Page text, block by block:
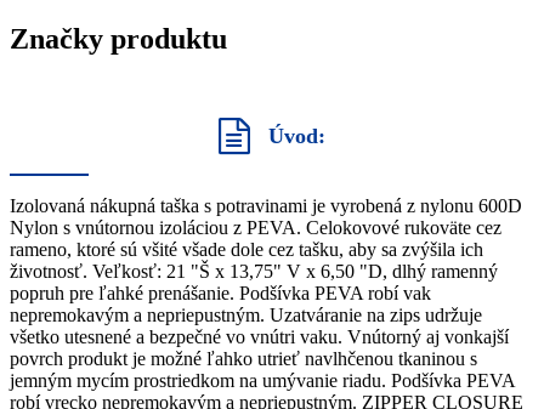
Značky produktu
Úvod:
Izolovaná nákupná taška s potravinami je vyrobená z nylonu 600D
Nylon s vnútornou izoláciou z PEVA. Celokovové rukoväte cez
rameno, ktoré sú všité všade dole cez tašku, aby sa zvýšila ich
životnosť. Veľkosť: 21 "Š x 13,75" V x 6,50 "D, dlhý ramenný
popruh pre ľahké prenášanie. Podšívka PEVA robí vak
nepremokavým a nepriepustným. Uzatváranie na zips udržuje
všetko utesnené a bezpečné vo vnútri vaku. Vnútorný aj vonkajší
povrch produkt je možné ľahko utrieť navlhčenou tkaninou s
jemným mycím prostriedkom na umývanie riadu. Podšívka PEVA
robí vrecko nepremokavým a nepriepustným. ZIPPER CLOSURE